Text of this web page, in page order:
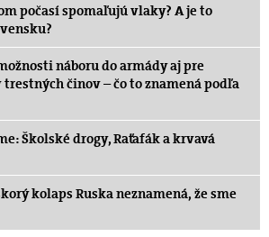
počasí spomaľujú vlaky? A je to
náboru do armády aj pre
činov – čo to znamená podľa
Školské drogy, Raťafák a krvavá
kolaps Ruska neznamená, že sme